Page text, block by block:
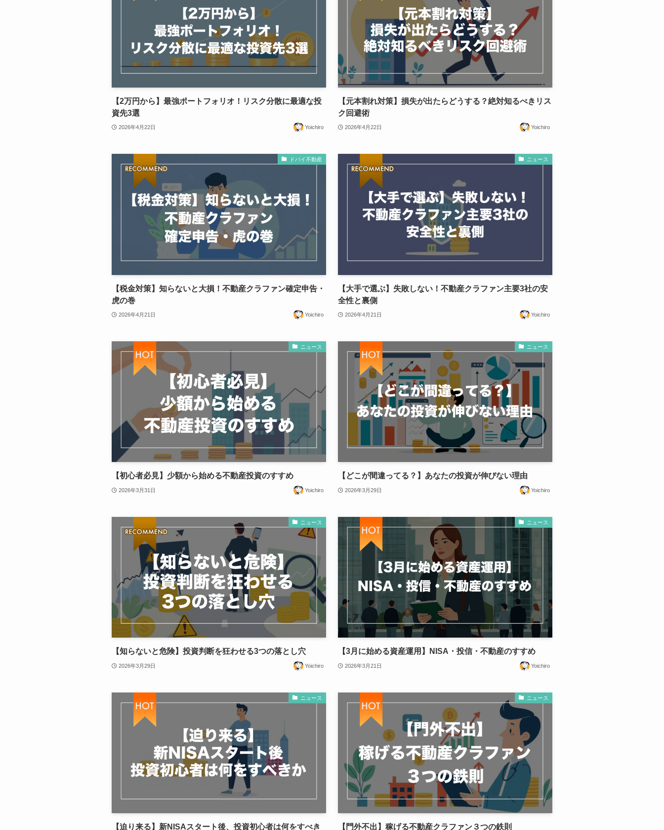
【2万円から】最強ポートフォリオ！リスク分散に最適な投
資先3選
2026年4月22日 Yoichiro
【元本割れ対策】損失が出たらどうする？絶対知るべきリス
ク回避術
2026年4月22日 Yoichiro
ドバイ不動産
【税金対策】知らないと大損！不動産クラファン確定申告・
虎の巻
2026年4月21日 Yoichiro
ニュース
【大手で選ぶ】失敗しない！不動産クラファン主要3社の安
全性と裏側
2026年4月21日 Yoichiro
ニュース
【初心者必見】少額から始める不動産投資のすすめ
2026年3月31日 Yoichiro
ニュース
【どこが間違ってる？】あなたの投資が伸びない理由
2026年3月29日 Yoichiro
ニュース
【知らないと危険】投資判断を狂わせる3つの落とし穴
2026年3月29日 Yoichiro
ニュース
【3月に始める資産運用】NISA・投信・不動産のすすめ
2026年3月21日 Yoichiro
ニュース
【迫り来る】新NISAスタート後、投資初心者は何をすべき
ニュース
【門外不出】稼げる不動産クラファン３つの鉄則